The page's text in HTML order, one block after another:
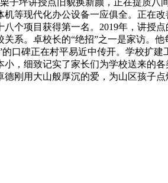
子坪讲授点旧貌换新颜，正在提质
等现代化办公设备一应俱全。正在
个项目获得第一名。2019年，讲授
系。卓校长的“绝招”之一是家访。
口碑正在村平易近中传开。学校扩
，细致记实了家长们为学校送来的
刚用大山般厚沉的爱，为山区孩子